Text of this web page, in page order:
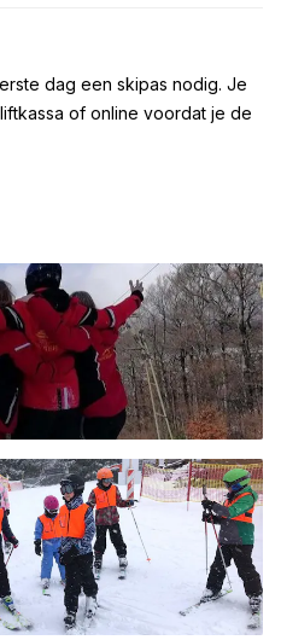
dag een skipas nodig. Je
of online voordat je de